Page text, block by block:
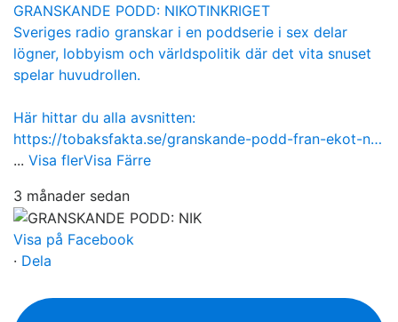
GRANSKANDE PODD: NIKOTINKRIGET
Sveriges radio granskar i en poddserie i sex delar
lögner, lobbyism och världspolitik där det vita snuset
spelar huvudrollen.
Här hittar du alla avsnitten:
https://tobaksfakta.se/granskande-podd-fran-ekot-n…
... Visa flerVisa Färre
3 månader sedan
Visa på Facebook
· Dela